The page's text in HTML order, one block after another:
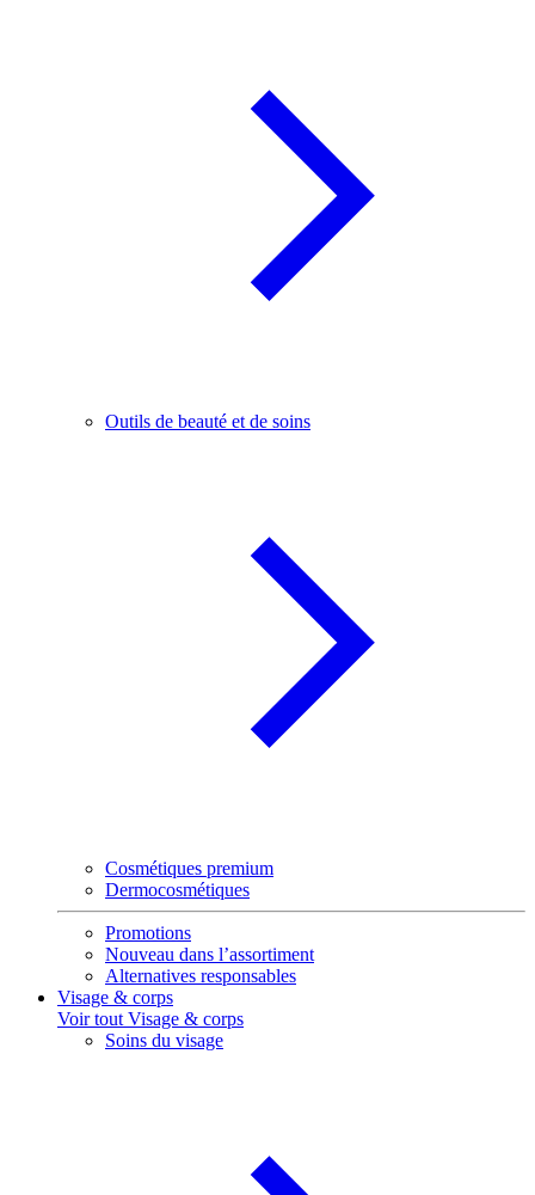
Outils de beauté et de soins
Cosmétiques premium
Dermocosmétiques
Promotions
Nouveau dans l’assortiment
Alternatives responsables
Visage & corps
Voir tout Visage & corps
Soins du visage